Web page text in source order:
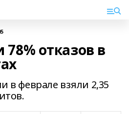
отказов в
в феврале взяли 2,35